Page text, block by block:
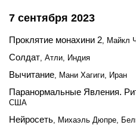
7 сентября 2023
Проклятие монахини 2, Майкл
Солдат, Атли, Индия
Вычитание, Мани Хагиги, Иран
Паранормальные Явления.
США
Нейросеть, Михаэль Дюпре,